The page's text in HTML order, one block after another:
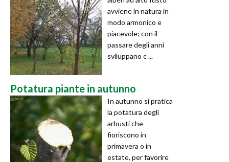
avviene in natura in
modo armonico e
piacevole; con il
passare degli anni
sviluppano c ...
Potatura piante in autunno
In autunno si pratica
la potatura degli
arbusti che
fioriscono in
primavera o in
estate, per favorire